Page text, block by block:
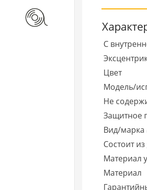
С
Цвет
Модель/
Не
Защитное
Вид/марка
Состоит
Материал
Материал